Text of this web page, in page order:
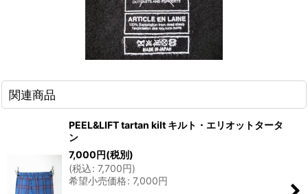
関連商品
PEEL&LIFT tartan kilt キルト・エリオットタータ
ン
7,000円(税別)
(税込: 7,700円)
希望小売価格: 7,000円